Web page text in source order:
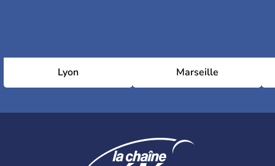
Lyon Marseille